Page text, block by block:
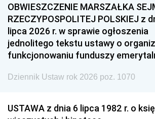
OBWIESZCZENIE MARSZAŁKA
RZECZYPOSPOLITEJ POLSKIEJ z
lipca 2026 r. w sprawie ogłoszenia
jednolitego tekstu ustawy o
funkcjonowaniu funduszy
Dziennik Ustaw rok 2026 poz. 1070
USTAWA z dnia 6 lipca 1982 r. o